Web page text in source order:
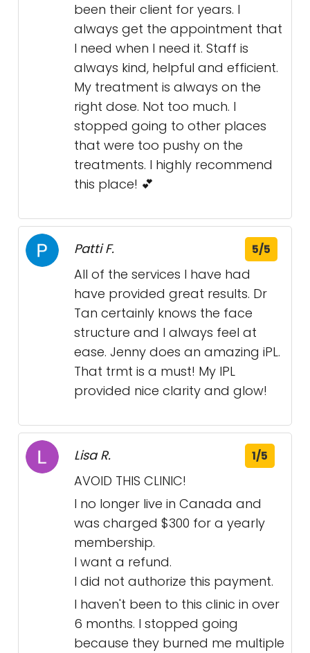
been their client for years. I
always get the appointment that
I need when I need it. Staff is
always kind, helpful and efficient.
My treatment is always on the
right dose. Not too much. I
stopped going to other places
that were too pushy on the
treatments. I highly recommend
this place! 💕
Patti F. 5/5
All of the services I have had
have provided great results. Dr
Tan certainly knows the face
structure and I always feel at
ease. Jenny does an amazing iPL.
That trmt is a must! My IPL
provided nice clarity and glow!
Lisa R. 1/5
AVOID THIS CLINIC!
I no longer live in Canada and
was charged $300 for a yearly
membership.
I want a refund.
I did not authorize this payment.
I haven't been to this clinic in over
6 months. I stopped going
because they burned me multiple